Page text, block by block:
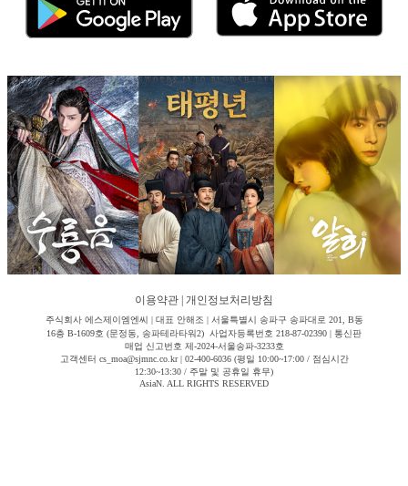
이용약관 개인정보처리방침
주식회사 에스제이엠엔씨 | 대표 안해조 | 서울특별시 송파구 송파대로 201, B동
16층 B-1609호 (문정동, 송파테라타워2) 사업자등록번호 218-87-02390 | 통신판
매업 신고번호 제-2024-서울송파-3233호
고객센터 cs_moa@sjmnc.co.kr | 02-400-6036 (평일 10:00~17:00 / 점심시간
12:30~13:30 / 주말 및 공휴일 휴무)
AsiaN. ALL RIGHTS RESERVED